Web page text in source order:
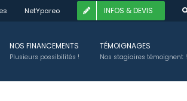
NetYpareo INFOS & DEVIS
NOS FINANCEMENTS
Plusieurs possibilités !
TÉMOIGNAGES
Nos stagiaires témoignent !